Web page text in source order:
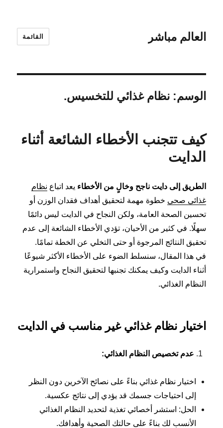
العالم مباشر القائمة
الوسم:نظام غذائي للتخسيس.
كيف تتجنب الأخطاء الشائعة أثناء
الدايت
الطريق إلى دايت ناجح وخالٍ من الأخطاء يعد اتباع نظام
غذائي صحي خطوة مهمة لتحقيق أهداف فقدان الوزن أو
تحسين الصحة العامة، ولكن النجاح في الدايت ليس دائمًا
سهلًا. في كثير من الأحيان، تؤدي الأخطاء الشائعة إلى عدم
تحقيق النتائج المرجوة أو حتى التخلي عن الخطة تمامًا.
في هذا المقال، سنسلط الضوء على الأخطاء الأكثر شيوعًا
أثناء الدايت وكيف يمكنك تجنبها لتحقيق النجاح واستمرارية
النظام الغذائي.
اختيار نظام غذائي غير مناسب في الدايت
عدم تخصيص النظام الغذائي:
اختيار نظام غذائي بناءً على نصائح الآخرين دون النظر
إلى احتياجات جسمك قد يؤدي إلى نتائج عكسية.
الحل: استشر أخصائي تغذية لتحديد النظام الغذائي
الأنسب لك بناءً على حالتك الصحية وأهدافك.